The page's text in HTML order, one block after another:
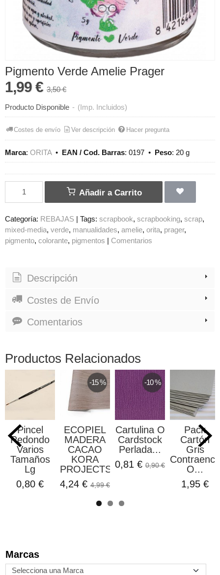
Marcas
Pigmento Verde Amelie Prager
1,99 € 3,50 €
Producto Disponible - (Imp. Incluidos)
Costes de envío Ver descripción Hacer pregunta
Marca: ORITA• EAN / Cod. Barras: 0197 • Peso: 20 g
Añadir a Carrito
Categoría: REBAJAS | Tags: scrapbook scrapbooking scrap
mixed-media verde manualidades amelie orita prager
pigmento colorante pigmentos | Comentarios
Descripción
Costes de Envío
Comentarios
Productos Relacionados
Pincel
Redondo
Varios
Tamaños
Lg
0,80 €
-15 %
ECOPIEL
MADERA
CACAO
KORA
PROJECTS
4,24 € 4,99 €
-10 %
Cartulina O
Cardstock
Perlada...
0,81 € 0,90 €
Pack
Cartón
Gris
O...
1,95 €